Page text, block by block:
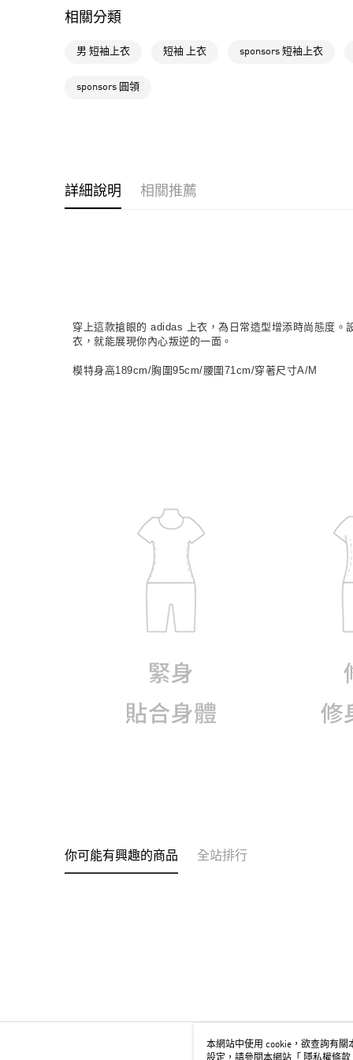
相關分類
男 短袖上衣 短袖 上衣 sponsors 短袖上衣
sponsors 圓領
詳細說明 相關推薦
穿上這款搶眼的 adidas 上衣，為日常造型增添時尚態度
衣，就能展現你內心叛逆的一面。
模特身高189cm/胸圍95cm/腰圍71cm/穿著尺寸A/M
你可能有興趣的商品 全站排行
本網站中使用 cookie，欲查詢有關